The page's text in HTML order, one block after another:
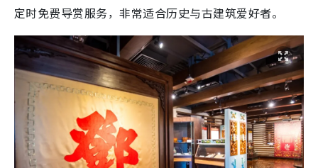
定时免费导赏服务，非常适合历史与古建筑爱好者。